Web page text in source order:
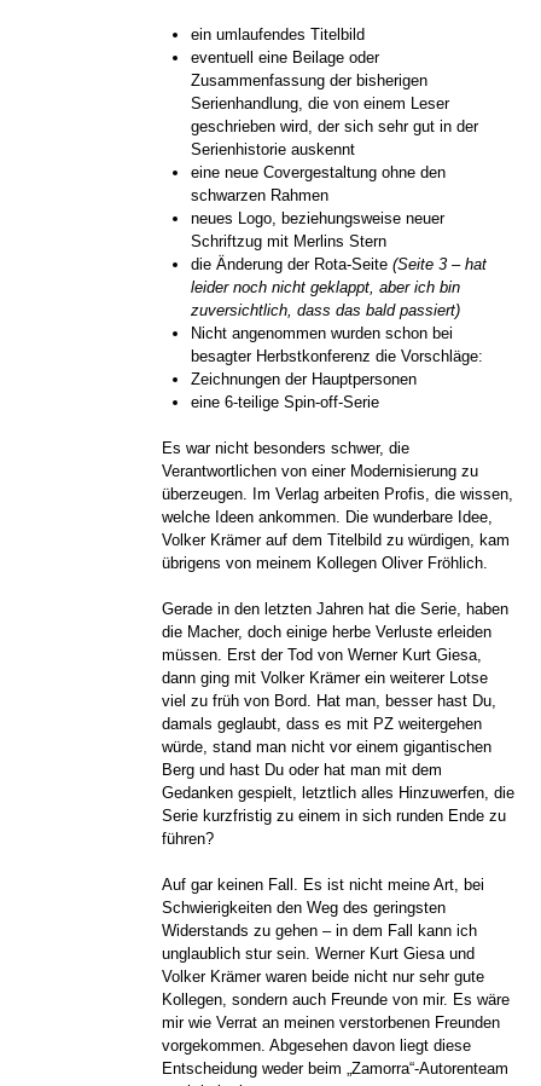
ein umlaufendes Titelbild
eventuell eine Beilage oder
Zusammenfassung der bisherigen
Serienhandlung, die von einem Leser
geschrieben wird, der sich sehr gut in der
Serienhistorie auskennt
eine neue Covergestaltung ohne den
schwarzen Rahmen
neues Logo, beziehungsweise neuer
Schriftzug mit Merlins Stern
die Änderung der Rota-Seite(Seite 3 – hat
leider noch nicht geklappt, aber ich bin
zuversichtlich, dass das bald passiert)
Nicht angenommen wurden schon bei
besagter Herbstkonferenz die Vorschläge:
Zeichnungen der Hauptpersonen
eine 6-teilige Spin-off-Serie
Es war nicht besonders schwer, die
Verantwortlichen von einer Modernisierung zu
überzeugen. Im Verlag arbeiten Profis, die wissen,
welche Ideen ankommen. Die wunderbare Idee,
Volker Krämer auf dem Titelbild zu würdigen, kam
übrigens von meinem Kollegen Oliver Fröhlich.
Gerade in den letzten Jahren hat die Serie, haben
die Macher, doch einige herbe Verluste erleiden
müssen. Erst der Tod von Werner Kurt Giesa,
dann ging mit Volker Krämer ein weiterer Lotse
viel zu früh von Bord. Hat man, besser hast Du,
damals geglaubt, dass es mit PZ weitergehen
würde, stand man nicht vor einem gigantischen
Berg und hast Du oder hat man mit dem
Gedanken gespielt, letztlich alles Hinzuwerfen, die
Serie kurzfristig zu einem in sich runden Ende zu
führen?
Auf gar keinen Fall. Es ist nicht meine Art, bei
Schwierigkeiten den Weg des geringsten
Widerstands zu gehen – in dem Fall kann ich
unglaublich stur sein. Werner Kurt Giesa und
Volker Krämer waren beide nicht nur sehr gute
Kollegen, sondern auch Freunde von mir. Es wäre
mir wie Verrat an meinen verstorbenen Freunden
vorgekommen. Abgesehen davon liegt diese
Entscheidung weder beim „Zamorra“-Autorenteam